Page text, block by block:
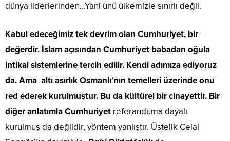
dünya liderlerinden…Yani ünü ülkemizle sınırlı değil.
Kabul edeceğimiz tek devrim olan Cumhuriyet, bir
değerdir. İslam açısından Cumhuriyet babadan oğula
intikal sistemlerine tercih edilir. Kendi adımıza ediyoruz
da. Ama altı asırlık Osmanlı’nın temelleri üzerinde onu
red ederek kurulmuştur. Bu da kültürel bir cinayettir. Bir
diğer anlatımlaCumhuriyet referanduma dayalı
kurulmuş da değildir, yöntem yanlıştır. Üstelik Celal